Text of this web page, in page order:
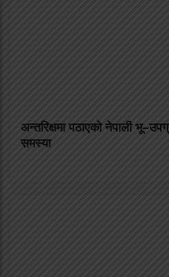
अन्तरिक्षमा पठाएको नेपाली
समस्या